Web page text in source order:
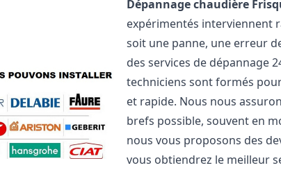
Dépannage chaudière
expérimentés interviennent
soit une panne, une erreur
des services de dépannage
techniciens sont formés
et rapide. Nous nous
brefs possible, souvent en
nous vous proposons des
vous obtiendrez le meilleur